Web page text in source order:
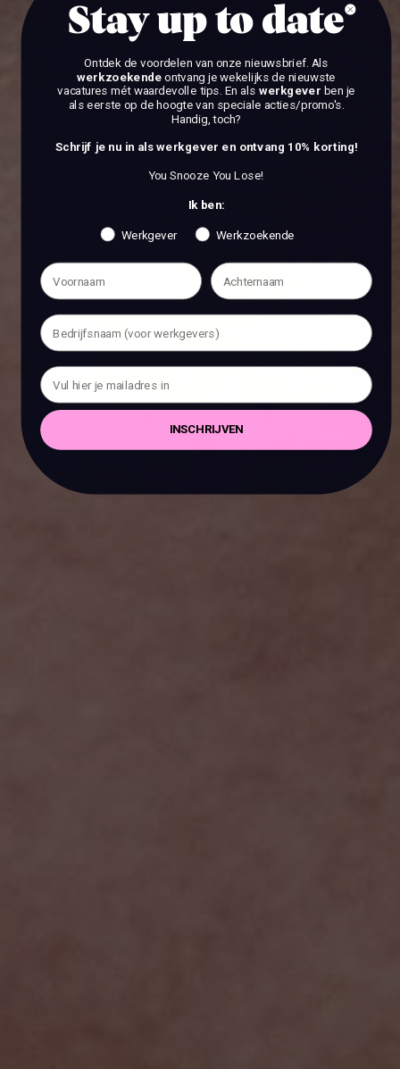
Stay up to date
Ontdek de voordelen van onze nieuwsbrief. Als
werkzoekendeontvang je wekelijks de nieuwste
vacatures mét waardevolle tips. En als werkgever ben je
als eerste op de hoogte van speciale acties/promo's.
Handig, toch?
Schrijf je nu in als werkgever en ontvang 10% korting!
You Snooze You Lose!
Ik ben:
Werkgever Werkzoekende
INSCHRIJVEN